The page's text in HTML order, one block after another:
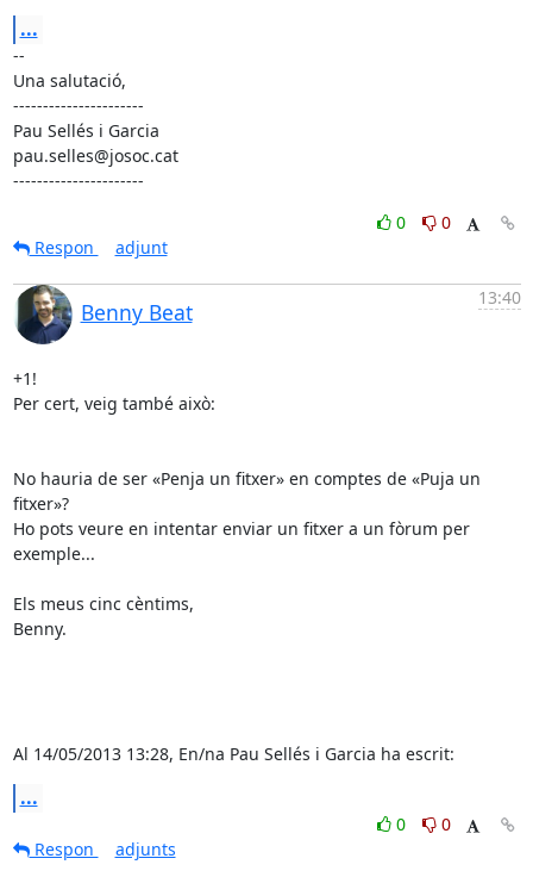
...
--
Una salutació,
----------------------
Pau Sellés i Garcia
pau.selles@josoc.cat
----------------------
0
0
Respon
adjunt
Benny Beat
13:40
+1!
Per cert, veig també això:
No hauria de ser «Penja un fitxer» en comptes de «Puja un
fitxer»?
Ho pots veure en intentar enviar un fitxer a un fòrum per
exemple...
Els meus cinc cèntims,
Benny.
Al 14/05/2013 13:28, En/na Pau Sellés i Garcia ha escrit:
...
0
0
Respon
adjunts